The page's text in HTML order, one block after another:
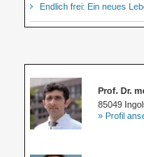
Endlich frei: Ein neues
Prof. Dr.
85049
» Profil